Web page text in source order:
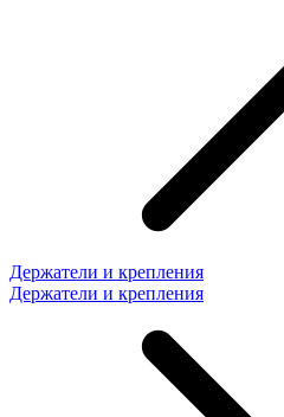
Держатели и крепления
Держатели и крепления